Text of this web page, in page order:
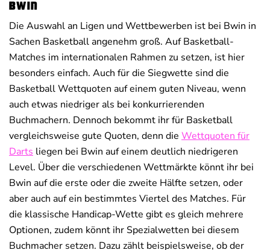
Bwin
Die Auswahl an Ligen und Wettbewerben ist bei Bwin in
Sachen Basketball angenehm groß. Auf Basketball-
Matches im internationalen Rahmen zu setzen, ist hier
besonders einfach. Auch für die Siegwette sind die
Basketball Wettquoten auf einem guten Niveau, wenn
auch etwas niedriger als bei konkurrierenden
Buchmachern. Dennoch bekommt ihr für Basketball
vergleichsweise gute Quoten, denn die Wettquoten für
Darts liegen bei Bwin auf einem deutlich niedrigeren
Level. Über die verschiedenen Wettmärkte könnt ihr bei
Bwin auf die erste oder die zweite Hälfte setzen, oder
aber auch auf ein bestimmtes Viertel des Matches. Für
die klassische Handicap-Wette gibt es gleich mehrere
Optionen, zudem könnt ihr Spezialwetten bei diesem
Buchmacher setzen. Dazu zählt beispielsweise, ob der